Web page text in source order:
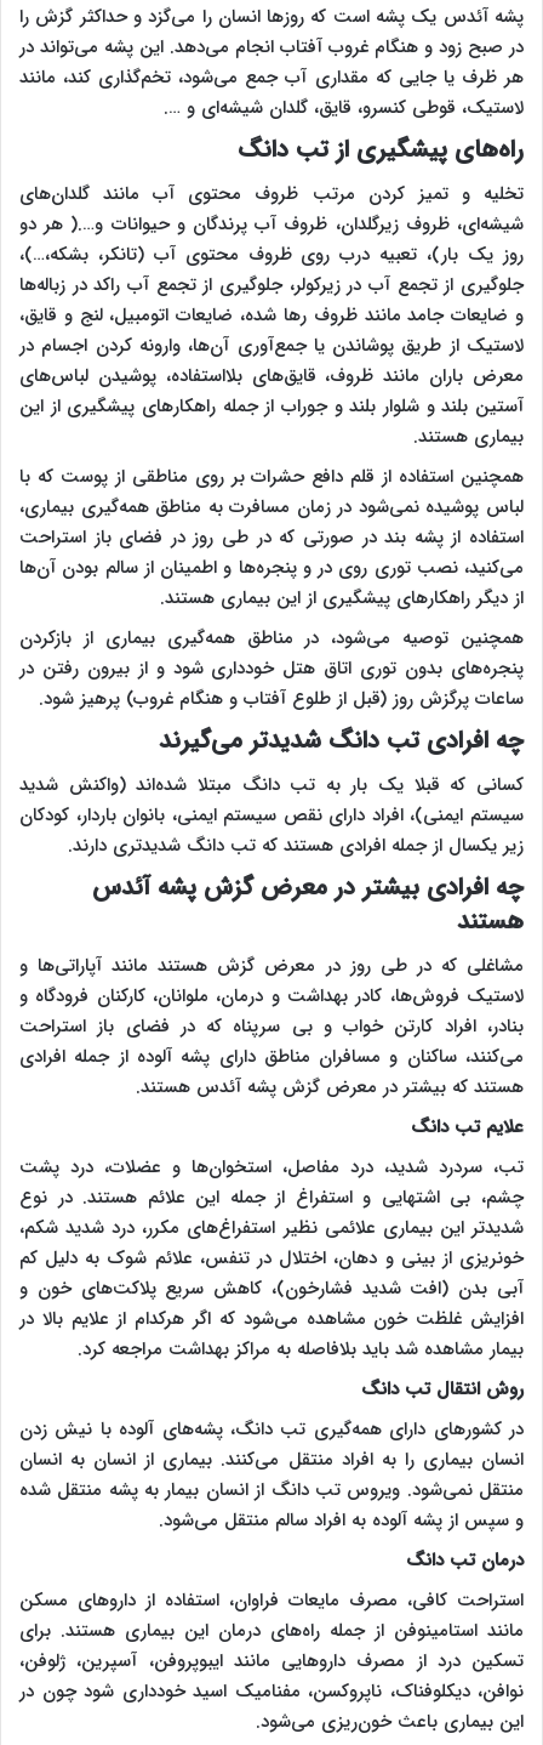
پشه آئدس یک پشه است که روزها انسان را می‌گزد و حداکثر گزش را
در صبح زود و هنگام غروب آفتاب انجام می‌دهد. این پشه می‌تواند در
هر ظرف یا جایی که مقداری آب جمع می‌شود، تخم‌گذاری کند، مانند
لاستیک، قوطی کنسرو، قایق، گلدان شیشه‌ای و ….
راه‌های پیشگیری از تب دانگ
تخلیه و تمیز کردن مرتب ظروف محتوی آب مانند گلدان‌های
شیشه‌ای، ظروف زیرگلدان، ظروف آب پرندگان و حیوانات و….( هر دو
روز یک بار)، تعبیه درب روی ظروف محتوی آب (تانکر، بشکه،…)،
جلوگیری از تجمع آب در زیرکولر، جلوگیری از تجمع آب راکد در زباله‌ها
و ضایعات جامد مانند ظروف رها شده، ضایعات اتومبیل، لنج و قایق،
لاستیک از طریق پوشاندن یا جمع‌آوری آن‌ها، وارونه کردن اجسام در
معرض باران مانند ظروف، قایق‌های بلااستفاده، پوشیدن لباس‌های
آستین بلند و شلوار بلند و جوراب از جمله راهکارهای پیشگیری از این
بیماری هستند.
همچنین استفاده از قلم دافع حشرات بر روی مناطقی از پوست که با
لباس پوشیده نمی‌شود در زمان مسافرت به مناطق همه‌گیری بیماری،‌
استفاده از پشه بند در صورتی که در طی روز در فضای باز استراحت
می‌کنید، نصب توری روی در و پنجره‌ها و اطمینان از سالم بودن آن‌ها
از دیگر راهکارهای پیشگیری از این بیماری هستند.
همچنین توصیه می‌شود، در مناطق همه‌گیری بیماری از بازکردن
پنجره‌های بدون توری اتاق هتل خودداری شود و از بیرون رفتن در
ساعات پرگزش روز (قبل از طلوع آفتاب و هنگام غروب) پرهیز شود.
چه افرادی تب دانگ شدیدتر می‌گیرند
کسانی که قبلا یک بار به تب دانگ مبتلا شده‌اند (واکنش شدید
سیستم ایمنی)، افراد دارای نقص سیستم ایمنی، بانوان باردار، کودکان
زیر یکسال از جمله افرادی هستند که تب دانگ شدیدتری دارند.
چه افرادی بیشتر در معرض گزش پشه آئدس
هستند
مشاغلی که در طی روز در معرض گزش هستند مانند آپاراتی‌ها و
لاستیک فروش‌ها، کادر بهداشت و درمان، ملوانان، کارکنان فرودگاه و
بنادر، افراد کارتن خواب و بی سرپناه که در فضای باز استراحت
می‌کنند، ساکنان و مسافران مناطق دارای پشه آلوده از جمله افرادی
هستند که بیشتر در معرض گزش پشه آئدس هستند.
علایم تب دانگ
تب، سردرد شدید، درد مفاصل، استخوان‌ها و عضلات، درد پشت
چشم، بی اشتهایی و استفراغ از جمله این علائم هستند. در نوع
شدیدتر این بیماری علائمی نظیر استفراغ‌های مکرر، درد شدید شکم،
خونریزی از بینی و دهان، اختلال در تنفس، علائم شوک به دلیل کم
آبی بدن (افت شدید فشارخون)، کاهش سریع پلاکت‌های خون و
افزایش غلظت خون مشاهده می‌شود که اگر هرکدام از علایم بالا در
بیمار مشاهده شد باید بلافاصله به مراکز بهداشت مراجعه کرد.
روش انتقال تب دانگ
در کشورهای دارای همه‌گیری تب دانگ، پشه‌های آلوده با نیش زدن
انسان بیماری را به افراد منتقل می‌کنند. بیماری از انسان به انسان
منتقل نمی‌شود. ویروس تب دانگ از انسان بیمار به پشه منتقل شده
و سپس از پشه آلوده به افراد سالم منتقل می‌شود.
درمان تب دانگ
استراحت کافی، مصرف مایعات فراوان، استفاده از داروهای مسکن
مانند استامینوفن از جمله راه‌های درمان این بیماری هستند. برای
تسکین درد از مصرف داروهایی مانند ایبوپروفن، آسپرین، ژلوفن،
نوافن، دیکلوفناک، ناپروکسن، مفنامیک اسید خودداری شود چون در
این بیماری باعث خون‌ریزی می‌شود.